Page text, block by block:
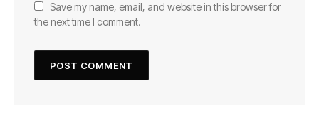
Save my name, email, and website in this browser for
the next time I comment.